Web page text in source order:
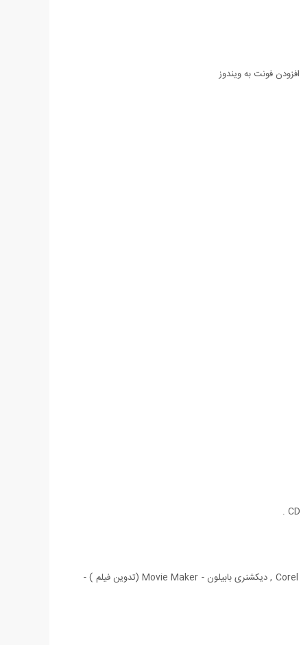
نصب برنامه های آنتی ویروس و ویروس یابی - Update کردن آنتی ویروس - آشنایی با نرم افزارهای Winrar (فشرده سازی ) و Corel ، Acrobat Reader , دیکشنری بابیلون - Movie Maker (تدوین فیلم ) -